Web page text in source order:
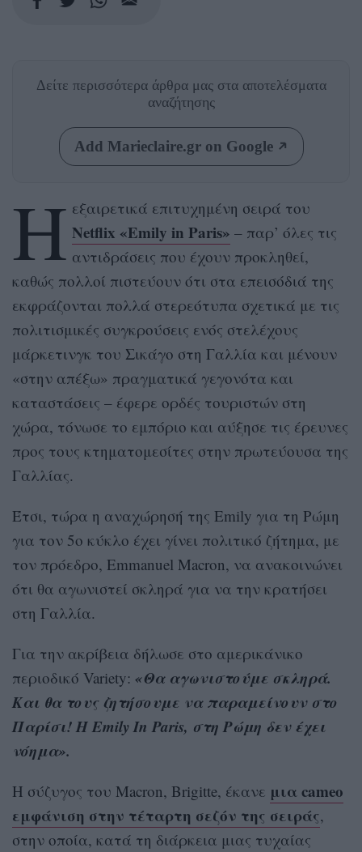
Δείτε περισσότερα άρθρα μας στα αποτελέσματα
αναζήτησης
Add Marieclaire.gr on Google
H εξαιρετικά επιτυχημένη σειρά του
Netflix «Emily in Paris» – παρ’ όλες τις
αντιδράσεις που έχουν προκληθεί,
καθώς πολλοί πιστεύουν ότι στα επεισόδιά της
εκφράζονται πολλά στερεότυπα σχετικά με τις
πολιτισμικές συγκρούσεις ενός στελέχους
μάρκετινγκ του Σικάγο στη Γαλλία και μένουν
«στην απέξω» πραγματικά γεγονότα και
καταστάσεις – έφερε ορδές τουριστών στη
χώρα, τόνωσε το εμπόριο και αύξησε τις έρευνες
προς τους κτηματομεσίτες στην πρωτεύουσα της
Γαλλίας.
Έτσι, τώρα η αναχώρησή της Emily για τη Ρώμη
για τον 5ο κύκλο έχει γίνει πολιτικό ζήτημα, με
τον πρόεδρο, Emmanuel Macron, να ανακοινώνει
ότι θα αγωνιστεί σκληρά για να την κρατήσει
στη Γαλλία.
Για την ακρίβεια δήλωσε στο αμερικάνικο
περιοδικό Variety: «Θα αγωνιστούμε σκληρά.
Και θα τους ζητήσουμε να παραμείνουν στο
Παρίσι! Η Emily In Paris, στη Ρώμη δεν έχει
νόημα».
Η σύζυγος του Macron, Brigitte, έκανε μια cameo
εμφάνιση στην τέταρτη σεζόν της σειράς,
στην οποία, κατά τη διάρκεια μιας τυχαίας